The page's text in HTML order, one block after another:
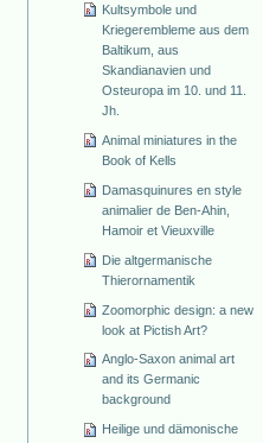
Kultsymbole und
Kriegerembleme aus dem
Baltikum, aus
Skandianavien und
Osteuropa im 10. und 11.
Jh.
Animal miniatures in the
Book of Kells
Damasquinures en style
animalier de Ben-Ahin,
Hamoir et Vieuxville
Die altgermanische
Thierornamentik
Zoomorphic design: a new
look at Pictish Art?
Anglo-Saxon animal art
and its Germanic
background
Heilige und dämonische